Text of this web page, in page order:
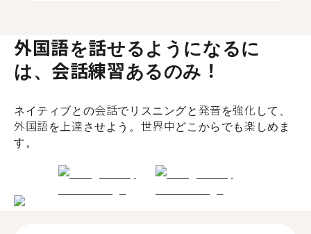
外国語を話せるようになるに
は、会話練習あるのみ！
ネイティブとの会話でリスニングと発音を強化して、
外国語を上達させよう。世界中どこからでも楽しめま
す。